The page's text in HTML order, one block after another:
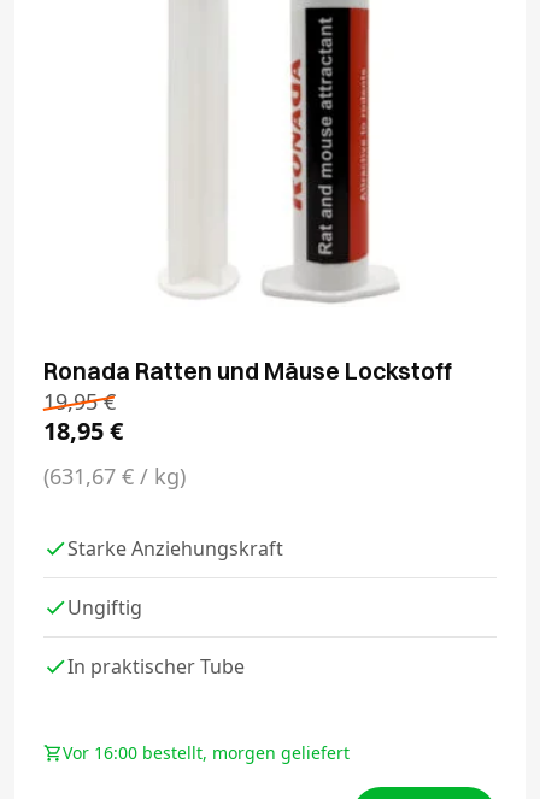
Ronada Ratten und Mäuse Lockstoff
19,95€
18,95€
(631,67 € / kg)
Starke Anziehungskraft
Ungiftig
In praktischer Tube
Vor 16:00 bestellt, morgen geliefert